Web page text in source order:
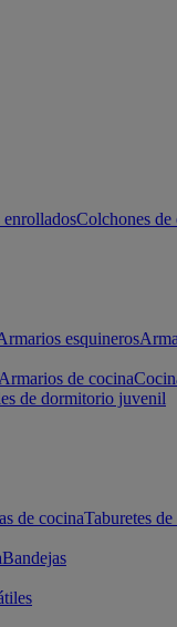
Colchones de
esquineros
Armarios de cocina
de dormitorio juvenil
de cocinaTaburetes
Bandejas